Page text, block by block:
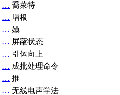
… 喬萊特
… 增根
… 嫫
… 屏蔽状态
… 引体向上
… 成批处理命令
… 推
… 无线电声学法